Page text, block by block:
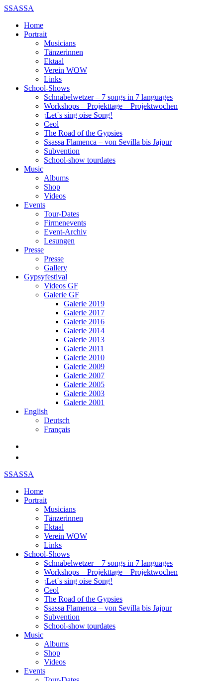
SSASSA
Home
Portrait
Musicians
Tänzerinnen
Ektaal
Verein WOW
Links
School-Shows
Schnabelwetzer – 7 songs in 7 languages
Workshops – Projekttage – Projektwochen
¡Let´s sing oise Song!
Ceol
The Road of the Gypsies
Ssassa Flamenca – von Sevilla bis Jajpur
Subvention
School-show tourdates
Music
Albums
Shop
Videos
Events
Tour-Dates
Firmenevents
Event-Archiv
Lesungen
Presse
Presse
Gallery
Gypsyfestival
Videos GF
Galerie GF
Galerie 2019
Galerie 2017
Galerie 2016
Galerie 2014
Galerie 2013
Galerie 2011
Galerie 2010
Galerie 2009
Galerie 2007
Galerie 2005
Galerie 2003
Galerie 2001
English
Deutsch
Français
SSASSA
Home
Portrait
Musicians
Tänzerinnen
Ektaal
Verein WOW
Links
School-Shows
Schnabelwetzer – 7 songs in 7 languages
Workshops – Projekttage – Projektwochen
¡Let´s sing oise Song!
Ceol
The Road of the Gypsies
Ssassa Flamenca – von Sevilla bis Jajpur
Subvention
School-show tourdates
Music
Albums
Shop
Videos
Events